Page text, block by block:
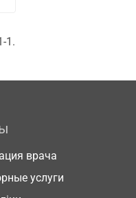
1.
врача
услуги